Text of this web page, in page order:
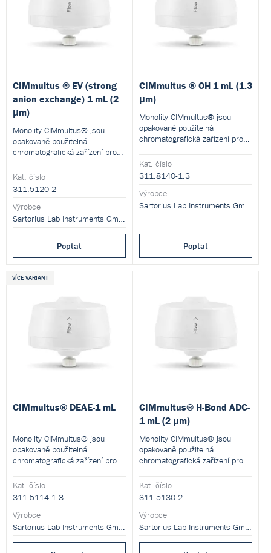
CIMmultus ® EV (strong
anion exchange) 1 mL (2
μm)
Monolity CIMmultus® jsou
opakovaně použitelná
chromatografická zařízení pro
složitých biologických vzorků s
vysokým rozlišením.
Kat. číslo
311.5120-2
Výrobce
Sartorius Lab Instruments GmbH and Co. KG
Poptat
CIMmultus ® OH 1 mL (1.3
μm)
Monolity CIMmultus® jsou
opakovaně použitelná
chromatografická zařízení pro
složitých biologických vzorků s
vysokým rozlišením.
Kat. číslo
311.8140-1.3
Výrobce
Sartorius Lab Instruments GmbH and Co. KG
Poptat
VÍCE VARIANT
CIMmultus® DEAE-1 mL
Monolity CIMmultus® jsou
opakovaně použitelná
chromatografická zařízení pro
složitých biologických vzorků s
vysokým rozlišením.
Kat. číslo
311.5114-1.3
Výrobce
Sartorius Lab Instruments GmbH and Co. KG
CIMmultus® H-Bond ADC-
1 mL (2 μm)
Monolity CIMmultus® jsou
opakovaně použitelná
chromatografická zařízení pro
složitých biologických vzorků s
vysokým rozlišením.
Kat. číslo
311.5130-2
Výrobce
Sartorius Lab Instruments GmbH and Co. KG